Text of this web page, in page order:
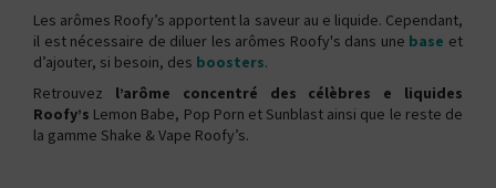
Les arômes Roofy’s apportent la saveur au e liquide. Cependant,
il est nécessaire de diluer les arômes Roofy's dans une base et
d’ajouter, si besoin, des boosters.
Retrouvez l’arôme concentré des célèbres e liquides
Roofy’s Lemon Babe, Pop Porn et Sunblast ainsi que le reste de
la gamme Shake & Vape Roofy’s.